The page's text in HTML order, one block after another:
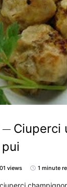
Ciuperci
views 1 minute